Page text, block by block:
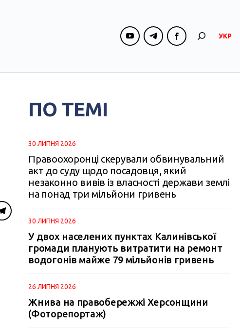
УКР
ПО ТЕМІ
30 ЛИПНЯ 2026
Правоохоронці скерували обвинувальний
акт до суду щодо посадовця, який
незаконно вивів із власності держави землі
на понад три мільйони гривень
30 ЛИПНЯ 2026
У двох населених пунктах Калинівської
громади планують витратити на ремонт
водогонів майже 79 мільйонів гривень
26 ЛИПНЯ 2026
Жнива на правобережжі Херсонщини
(Фоторепортаж)